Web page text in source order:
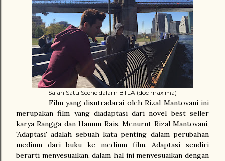
Salah Satu Scene dalam BTLA (doc maxima)
Film yang disutradarai oleh Rizal Mantovani ini
merupakan film yang diadaptasi dari novel best seller
karya Rangga dan Hanum Rais. Menurut Rizal Mantovani,
'Adaptasi' adalah sebuah kata penting dalam perubahan
medium dari buku ke medium film. Adaptasi sendiri
berarti menyesuaikan, dalam hal ini menyesuaikan dengan